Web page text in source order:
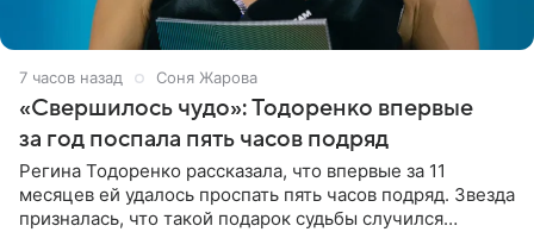
7 часов назад Соня Жарова
«Свершилось чудо»: Тодоренко впервые
за год поспала пять часов подряд
Регина Тодоренко рассказала, что впервые за 11
месяцев ей удалось проспать пять часов подряд. Звезда
призналась, что такой подарок судьбы случился